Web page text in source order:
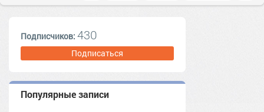
Подписчиков: 430
Подписаться
Популярные записи